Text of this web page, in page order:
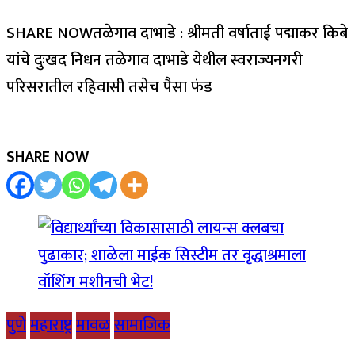
SHARE NOWतळेगाव दाभाडे : श्रीमती वर्षाताई पद्माकर किबे
यांचे दुःखद निधन तळेगाव दाभाडे येथील स्वराज्यनगरी
परिसरातील रहिवासी तसेच पैसा फंड
SHARE NOW
पुणेमहाराष्ट्रमावळसामाजिक